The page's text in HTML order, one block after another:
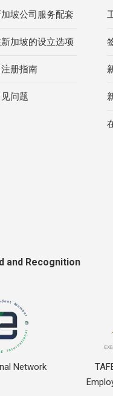
坡公司服务配套
加坡的设立选项
册指南
问题
and Recognition
Network